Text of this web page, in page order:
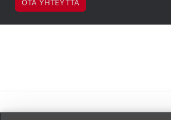
OTA YHTEYTTÄ